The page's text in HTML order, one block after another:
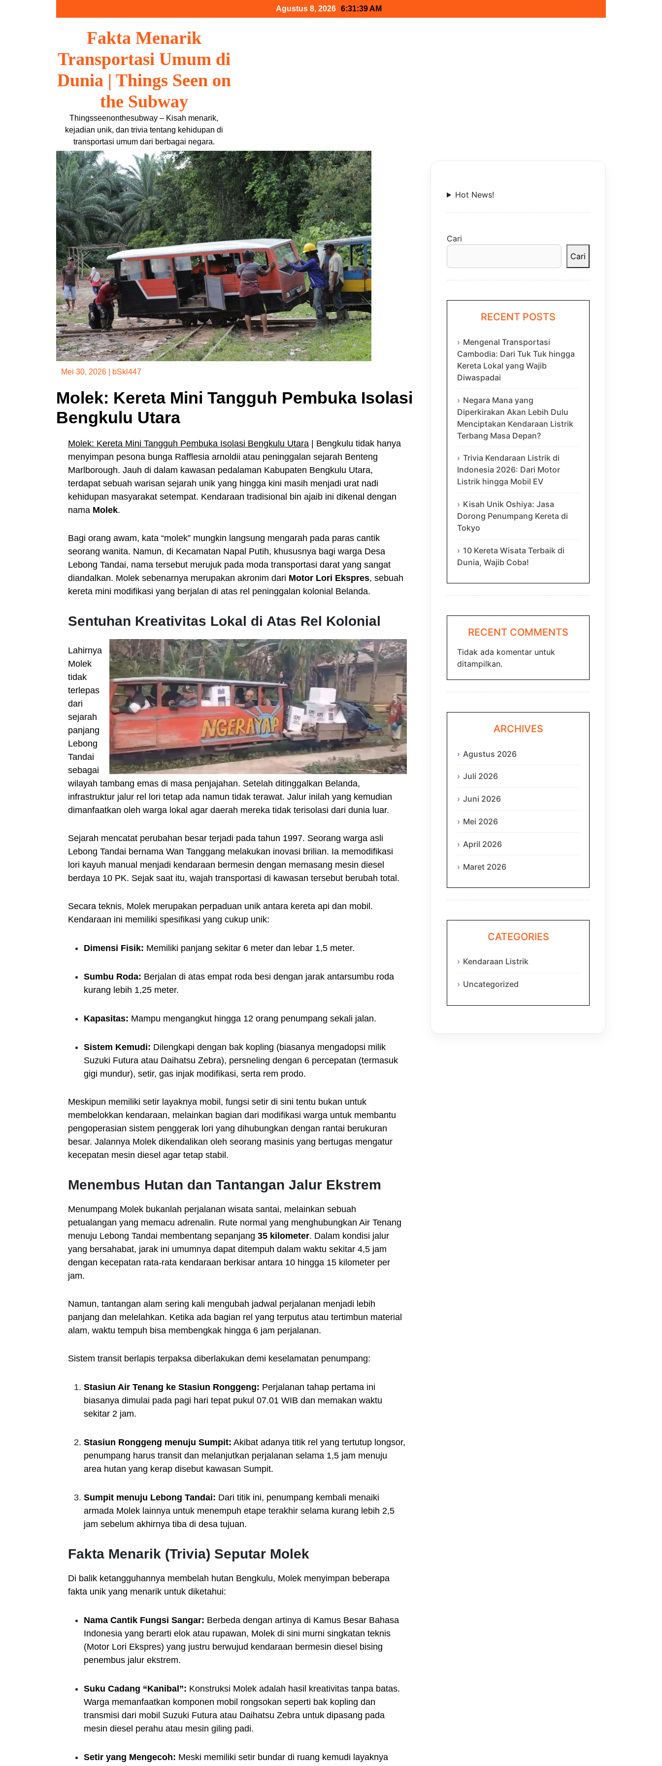
Agustus 8, 2026 6:31:40 AM
Fakta Menarik
Transportasi Umum di
Dunia | Things Seen on
the Subway
Thingsseenonthesubway – Kisah menarik,
kejadian unik, dan trivia tentang kehidupan di
transportasi umum dari berbagai negara.
Mei 30, 2026 bSkl447
Molek: Kereta Mini Tangguh Pembuka Isolasi
Bengkulu Utara
Molek: Kereta Mini Tangguh Pembuka Isolasi Bengkulu Utara | Bengkulu tidak hanya
menyimpan pesona bunga Rafflesia arnoldii atau peninggalan sejarah Benteng
Marlborough. Jauh di dalam kawasan pedalaman Kabupaten Bengkulu Utara,
terdapat sebuah warisan sejarah unik yang hingga kini masih menjadi urat nadi
kehidupan masyarakat setempat. Kendaraan tradisional bin ajaib ini dikenal dengan
nama Molek.
Bagi orang awam, kata “molek” mungkin langsung mengarah pada paras cantik
seorang wanita. Namun, di Kecamatan Napal Putih, khususnya bagi warga Desa
Lebong Tandai, nama tersebut merujuk pada moda transportasi darat yang sangat
diandalkan. Molek sebenarnya merupakan akronim dari Motor Lori Ekspres, sebuah
kereta mini modifikasi yang berjalan di atas rel peninggalan kolonial Belanda.
Sentuhan Kreativitas Lokal di Atas Rel Kolonial
Lahirnya
Molek
tidak
terlepas
dari
sejarah
panjang
Lebong
Tandai
sebagai
wilayah tambang emas di masa penjajahan. Setelah ditinggalkan Belanda,
infrastruktur jalur rel lori tetap ada namun tidak terawat. Jalur inilah yang kemudian
dimanfaatkan oleh warga lokal agar daerah mereka tidak terisolasi dari dunia luar.
Sejarah mencatat perubahan besar terjadi pada tahun 1997. Seorang warga asli
Lebong Tandai bernama Wan Tanggang melakukan inovasi brilian. Ia memodifikasi
lori kayuh manual menjadi kendaraan bermesin dengan memasang mesin diesel
berdaya 10 PK. Sejak saat itu, wajah transportasi di kawasan tersebut berubah total.
Secara teknis, Molek merupakan perpaduan unik antara kereta api dan mobil.
Kendaraan ini memiliki spesifikasi yang cukup unik:
Dimensi Fisik: Memiliki panjang sekitar 6 meter dan lebar 1,5 meter.
Sumbu Roda: Berjalan di atas empat roda besi dengan jarak antarsumbu roda
kurang lebih 1,25 meter.
Kapasitas: Mampu mengangkut hingga 12 orang penumpang sekali jalan.
Sistem Kemudi: Dilengkapi dengan bak kopling (biasanya mengadopsi milik
Suzuki Futura atau Daihatsu Zebra), persneling dengan 6 percepatan (termasuk
gigi mundur), setir, gas injak modifikasi, serta rem prodo.
Meskipun memiliki setir layaknya mobil, fungsi setir di sini tentu bukan untuk
membelokkan kendaraan, melainkan bagian dari modifikasi warga untuk membantu
pengoperasian sistem penggerak lori yang dihubungkan dengan rantai berukuran
besar. Jalannya Molek dikendalikan oleh seorang masinis yang bertugas mengatur
kecepatan mesin diesel agar tetap stabil.
Menembus Hutan dan Tantangan Jalur Ekstrem
Menumpang Molek bukanlah perjalanan wisata santai, melainkan sebuah
petualangan yang memacu adrenalin. Rute normal yang menghubungkan Air Tenang
menuju Lebong Tandai membentang sepanjang 35 kilometer. Dalam kondisi jalur
yang bersahabat, jarak ini umumnya dapat ditempuh dalam waktu sekitar 4,5 jam
dengan kecepatan rata-rata kendaraan berkisar antara 10 hingga 15 kilometer per
jam.
Namun, tantangan alam sering kali mengubah jadwal perjalanan menjadi lebih
panjang dan melelahkan. Ketika ada bagian rel yang terputus atau tertimbun material
alam, waktu tempuh bisa membengkak hingga 6 jam perjalanan.
Sistem transit berlapis terpaksa diberlakukan demi keselamatan penumpang:
Stasiun Air Tenang ke Stasiun Ronggeng: Perjalanan tahap pertama ini
biasanya dimulai pada pagi hari tepat pukul 07.01 WIB dan memakan waktu
sekitar 2 jam.
Stasiun Ronggeng menuju Sumpit: Akibat adanya titik rel yang tertutup longsor,
penumpang harus transit dan melanjutkan perjalanan selama 1,5 jam menuju
area hutan yang kerap disebut kawasan Sumpit.
Sumpit menuju Lebong Tandai: Dari titik ini, penumpang kembali menaiki
armada Molek lainnya untuk menempuh etape terakhir selama kurang lebih 2,5
jam sebelum akhirnya tiba di desa tujuan.
Fakta Menarik (Trivia) Seputar Molek
Di balik ketangguhannya membelah hutan Bengkulu, Molek menyimpan beberapa
fakta unik yang menarik untuk diketahui:
Nama Cantik Fungsi Sangar: Berbeda dengan artinya di Kamus Besar Bahasa
Indonesia yang berarti elok atau rupawan, Molek di sini murni singkatan teknis
(Motor Lori Ekspres) yang justru berwujud kendaraan bermesin diesel bising
penembus jalur ekstrem.
Suku Cadang “Kanibal”: Konstruksi Molek adalah hasil kreativitas tanpa batas.
Warga memanfaatkan komponen mobil rongsokan seperti bak kopling dan
transmisi dari mobil Suzuki Futura atau Daihatsu Zebra untuk dipasang pada
mesin diesel perahu atau mesin giling padi.
Setir yang Mengecoh: Meski memiliki setir bundar di ruang kemudi layaknya
Hot News!
Cari
Cari
RECENT POSTS
Mengenal Transportasi
Cambodia: Dari Tuk Tuk hingga
Kereta Lokal yang Wajib
Diwaspadai
Negara Mana yang
Diperkirakan Akan Lebih Dulu
Menciptakan Kendaraan Listrik
Terbang Masa Depan?
Trivia Kendaraan Listrik di
Indonesia 2026: Dari Motor
Listrik hingga Mobil EV
Kisah Unik Oshiya: Jasa
Dorong Penumpang Kereta di
Tokyo
10 Kereta Wisata Terbaik di
Dunia, Wajib Coba!
RECENT COMMENTS
Tidak ada komentar untuk
ditampilkan.
ARCHIVES
Agustus 2026
Juli 2026
Juni 2026
Mei 2026
April 2026
Maret 2026
CATEGORIES
Kendaraan Listrik
Uncategorized